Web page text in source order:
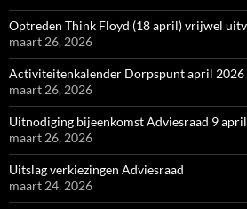
Optreden Think Floyd (18 april) vrijwel
maart 26, 2026
Activiteitenkalender Dorpspunt april 2026
maart 26, 2026
Uitnodiging bijeenkomst Adviesraad 9 april
maart 26, 2026
Uitslag verkiezingen Adviesraad
maart 24, 2026